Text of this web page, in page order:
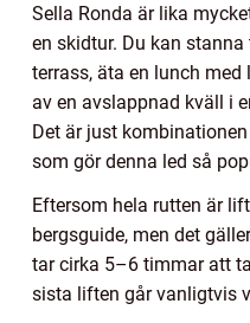
Sella Ronda är lika
en skidtur. Du kan
terrass, äta en lunch
av en avslappnad kväll i
Det är just
som gör denna led så
Eftersom hela rutten är
bergsguide, men det
tar cirka 5–6 timmar att
sista liften går vanligtvis